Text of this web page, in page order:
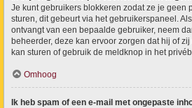
Je kunt gebruikers blokkeren zodat ze je geen
sturen, dit gebeurt via het gebruikerspaneel.
ontvangt van een bepaalde gebruiker, neem
beheerder, deze kan ervoor zorgen dat hij of
kan sturen of gebruik de meldknop in het
Omhoog
Ik heb spam of een e-mail met ongepaste